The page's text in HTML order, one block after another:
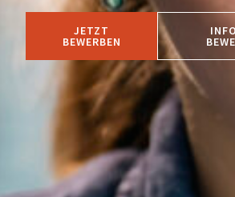
JETZT
BEWERBEN